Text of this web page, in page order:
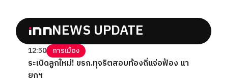
NEWS UPDATE
12:50 การเมือง
ระเบิดลูกใหม่! ขรก.ทุจริตสอบท้องถิ่นจ่อฟ้อง นา
ยกฯ